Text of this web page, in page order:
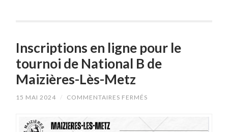
Inscriptions en ligne pour le
tournoi de National B de
Maizières-Lès-Metz
15 MAI 2024 / COMMENTAIRES FERMÉS
POUR